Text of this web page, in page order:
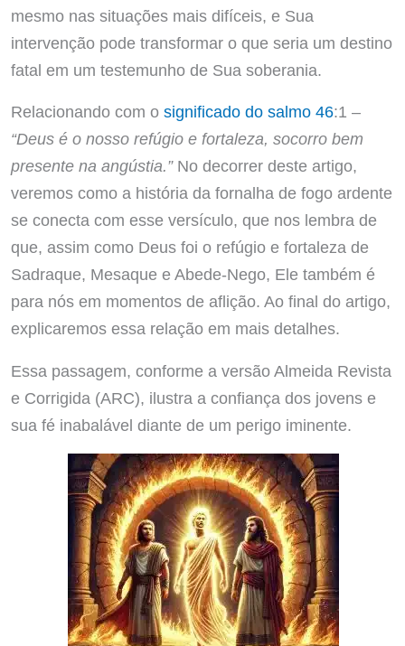
mesmo nas situações mais difíceis, e Sua
intervenção pode transformar o que seria um destino
fatal em um testemunho de Sua soberania.
Relacionando com o significado do salmo 46:1 –
“Deus é o nosso refúgio e fortaleza, socorro bem
presente na angústia.”No decorrer deste artigo,
veremos como a história da fornalha de fogo ardente
se conecta com esse versículo, que nos lembra de
que, assim como Deus foi o refúgio e fortaleza de
Sadraque, Mesaque e Abede-Nego, Ele também é
para nós em momentos de aflição. Ao final do artigo,
explicaremos essa relação em mais detalhes.
Essa passagem, conforme a versão Almeida Revista
e Corrigida (ARC), ilustra a confiança dos jovens e
sua fé inabalável diante de um perigo iminente.